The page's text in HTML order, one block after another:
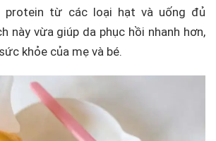
từ các loại hạt và uống đủ
này vừa giúp da phục hồi nhanh hơn,
khỏe của mẹ và bé.